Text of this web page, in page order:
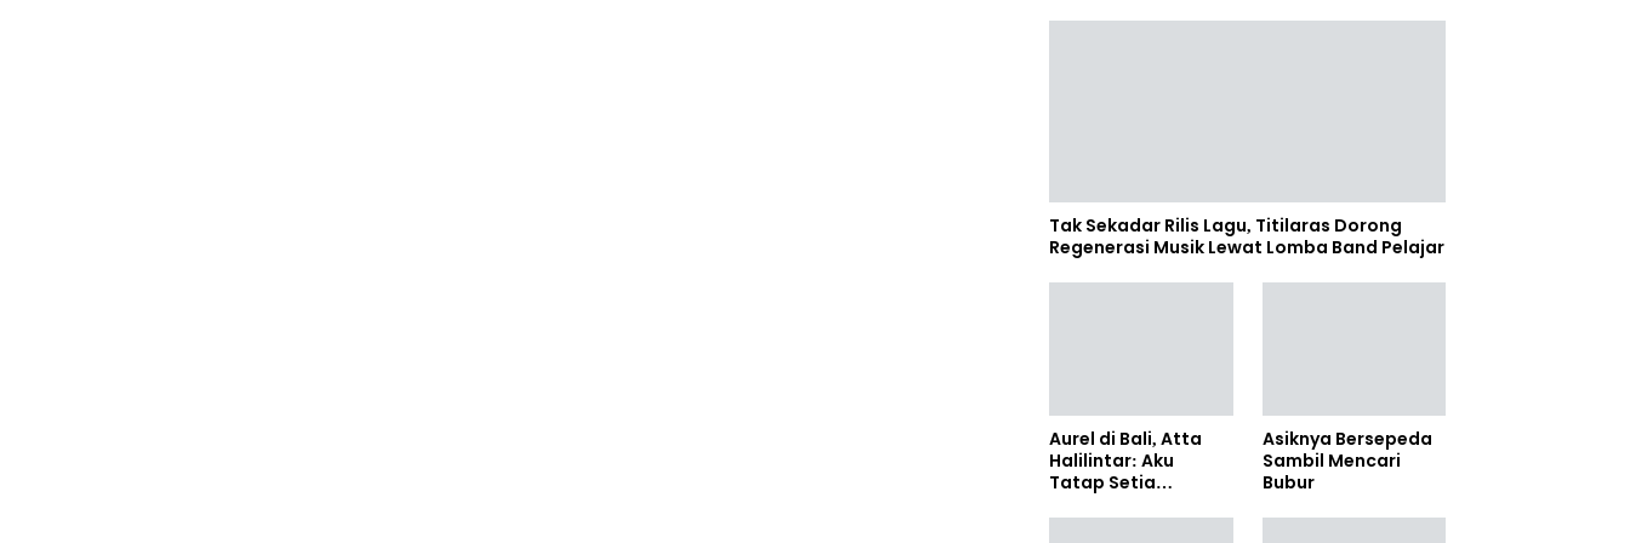
Tak Sekadar Rilis Lagu, Titilaras Dorong
Regenerasi Musik Lewat Lomba Band Pelajar
Aurel di Bali, Atta
Halilintar: Aku
Tatap Setia
Asiknya Bersepeda
Sambil Mencari
Bubur